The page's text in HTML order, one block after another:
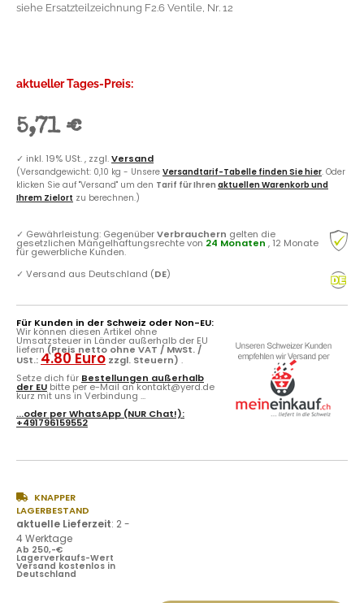
siehe Ersatzteilzeichnung F2.6 Ventile, Nr. 12
aktueller Tages-Preis:
5,71 €
✓ inkl. 19% USt. , zzgl.Versand
(Versandgewicht: 0,10 kg - Unsere Versandtarif-Tabelle finden Sie hier. Oder
klicken Sie auf "Versand" um den Tarif für Ihren aktuellen Warenkorb und
Ihrem Zielort zu berechnen.)
✓ Gewährleistung: GegenüberVerbrauchern gelten die
gesetzlichen Mängelhaftungsrechte von 24 Monaten , 12 Monate
für gewerbliche Kunden.
✓ Versand aus Deutschland (DE)
Für Kunden in der Schweiz oder Non-EU:
Wir können diesen Artikel ohne
Umsatzsteuer in Länder außerhalb der EU
liefern (Preis netto ohne VAT / MwSt. /
USt.: 4.80 Euro zzgl. Steuern) .
Setze dich für Bestellungen außerhalb
der EU bitte per e-Mail an kontakt@yerd.de
kurz mit uns in Verbindung ...
...oder perWhatsApp (NUR Chat!):
+491796159552
KNAPPER
LAGERBESTAND
aktuelle Lieferzeit: 2 -
4 Werktage
Ab 250,-€
Lagerverkaufs-Wert
Versand kostenlos in
Deutschland